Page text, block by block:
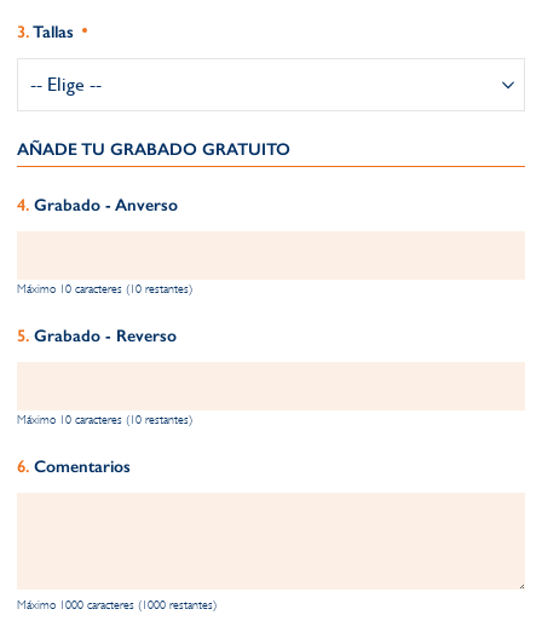
Tallas
AÑADE TU GRABADO GRATUITO​
Grabado - Anverso
Máximo 10 caracteres (10 restantes)
Grabado - Reverso
Máximo 10 caracteres (10 restantes)
Comentarios
Máximo 1000 caracteres (1000 restantes)